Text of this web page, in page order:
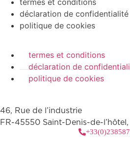
termes et conditions
déclaration de confidentialité
politique de cookies
termes et conditions
déclaration de
politique de cookies
46, Rue de l’industrie
FR-45550 Saint-Denis-de-